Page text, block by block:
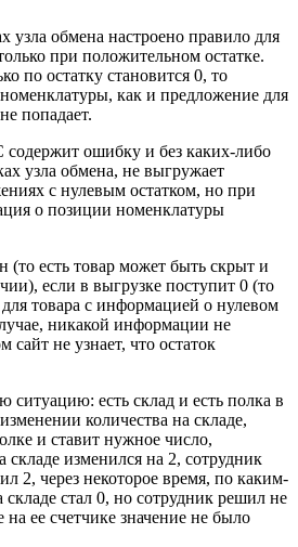
узла обмена настроено правило для
при положительном остатке.
по остатку становится 0, то
как и предложение для
попадает.
содержит ошибку и без каких-либо
узла обмена, не выгружает
с нулевым остатком, но при
о позиции номенклатуры
(то есть товар может быть скрыт и
если в выгрузке поступит 0 (то
товара с информацией о нулевом
никакой информации не
сайт не узнает, что остаток
ситуацию: есть склад и есть полка в
количества на складе,
и ставит нужное число,
изменился на 2, сотрудник
2, через некоторое время, по каким-
стал 0, но сотрудник решил не
на ее счетчике значение не было